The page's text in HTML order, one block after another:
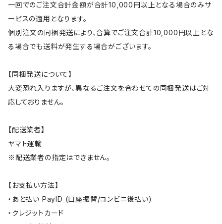
一回でのご注文合計金額が合計10,000円以上となる場合のみサ
ービスの適用となります。
個別注文の同梱発送により、合算でご注文合計10,000円以上とな
る場合でも送料が発生する場合がございます。
【同梱発送について】
大変恐れ入りますが、異なるご注文を合わせての同梱発送はご対
応しておりません。
【配送業者】
ヤマト運輸
※配送業者の指定はできません。
【お支払い方法】
・あと払い PayID (口座振替/コンビニ後払い)
・クレジットカード